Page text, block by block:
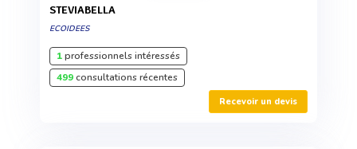
STEVIABELLA
ECOIDEES
1professionnels intéressés
499consultations récentes
Recevoir un devis